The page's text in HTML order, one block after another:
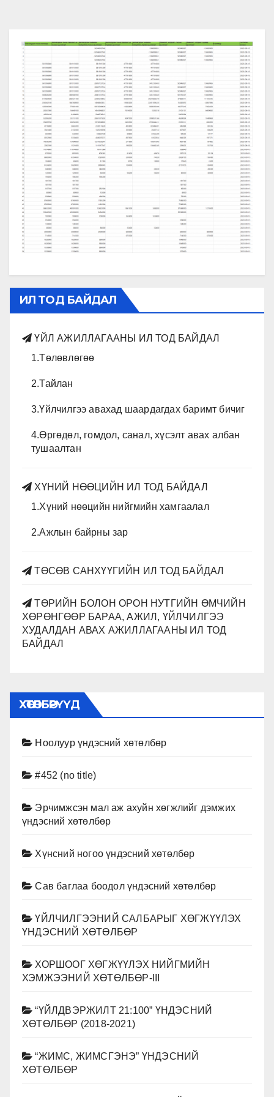
ИЛ ТОД БАЙДАЛ
ҮЙЛ АЖИЛЛАГААНЫ ИЛ ТОД БАЙДАЛ
1.Төлөвлөгөө
2.Тайлан
3.Үйлчилгээ авахад шаардагдах баримт бичиг
4.Өргөдөл, гомдол, санал, хүсэлт авах албан
тушаалтан
ХҮНИЙ НӨӨЦИЙН ИЛ ТОД БАЙДАЛ
1.Хүний нөөцийн нийгмийн хамгаалал
2.Ажлын байрны зар
ТӨСӨВ САНХҮҮГИЙН ИЛ ТОД БАЙДАЛ
ТӨРИЙН БОЛОН ОРОН НУТГИЙН ӨМЧИЙН
ХӨРӨНГӨӨР БАРАА, АЖИЛ, ҮЙЛЧИЛГЭЭ
ХУДАЛДАН АВАХ АЖИЛЛАГААНЫ ИЛ ТОД
БАЙДАЛ
ХӨТӨЛБӨРҮҮД
Ноолуур үндэсний хөтөлбөр
#452 (no title)
Эрчимжсэн мал аж ахуйн хөгжлийг дэмжих
үндэсний хөтөлбөр
Хүнсний ногоо үндэсний хөтөлбөр
Сав баглаа боодол үндэсний хөтөлбөр
ҮЙЛЧИЛГЭЭНИЙ САЛБАРЫГ ХӨГЖҮҮЛЭХ
ҮНДЭСНИЙ ХӨТӨЛБӨР
ХОРШООГ ХӨГЖҮҮЛЭХ НИЙГМИЙН
ХЭМЖЭЭНИЙ ХӨТӨЛБӨР-III
“ҮЙЛДВЭРЖИЛТ 21:100” ҮНДЭСНИЙ
ХӨТӨЛБӨР (2018-2021)
“ЖИМС, ЖИМСГЭНЭ” ҮНДЭСНИЙ
ХӨТӨЛБӨР